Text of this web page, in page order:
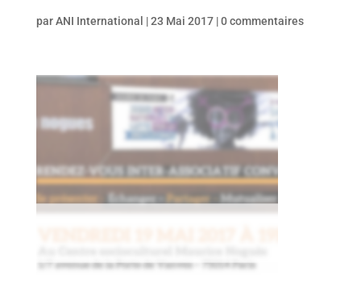
parANI International |23 Mai 2017|0 commentaires